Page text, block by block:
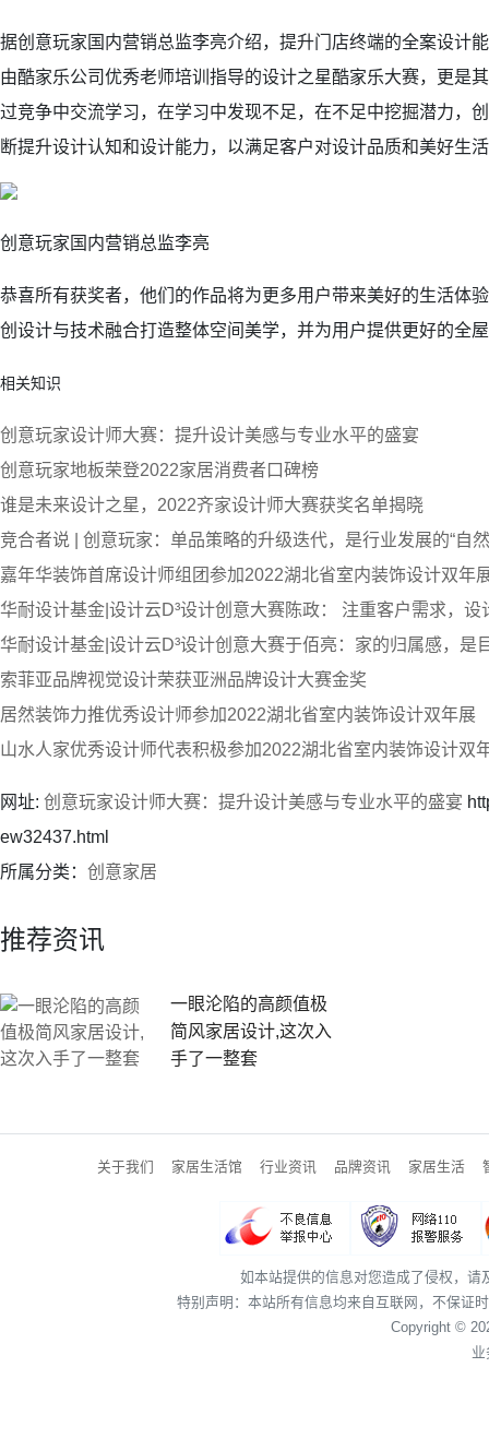
据创意玩家国内营销总监李亮介绍，提升门店终端的全案设计
由酷家乐公司优秀老师培训指导的设计之星酷家乐大赛，更是
过竞争中交流学习，在学习中发现不足，在不足中挖掘潜力，
断提升设计认知和设计能力，以满足客户对设计品质和美好生
创意玩家国内营销总监李亮
恭喜所有获奖者，他们的作品将为更多用户带来美好的生活体
创设计与技术融合打造整体空间美学，并为用户提供更好的全
相关知识
创意玩家设计师大赛：提升设计美感与专业水平的盛宴
创意玩家地板荣登2022家居消费者口碑榜
谁是未来设计之星，2022齐家设计师大赛获奖名单揭晓
竞合者说 | 创意玩家：单品策略的升级迭代，是行业发展的“自
嘉年华装饰首席设计师组团参加2022湖北省室内装饰设计双年
华耐设计基金|设计云D³设计创意大赛陈政： 注重客户需求，设
华耐设计基金|设计云D³设计创意大赛于佰亮：家的归属感，是
索菲亚品牌视觉设计荣获亚洲品牌设计大赛金奖
居然装饰力推优秀设计师参加2022湖北省室内装饰设计双年展
山水人家优秀设计师代表积极参加2022湖北省室内装饰设计双
网址: 创意玩家设计师大赛：提升设计美感与专业水平的盛宴
ew32437.html
所属分类： 创意家居
推荐资讯
一眼沦陷的高颜值极
简风家居设计,这次入
手了一整套
关于我们 家居生活馆 行业资讯 品牌资讯 家居生活
如本站提供的信息对您造成了侵权，
特别声明：本站所有信息均来自互联网，不保证
Copyright ©